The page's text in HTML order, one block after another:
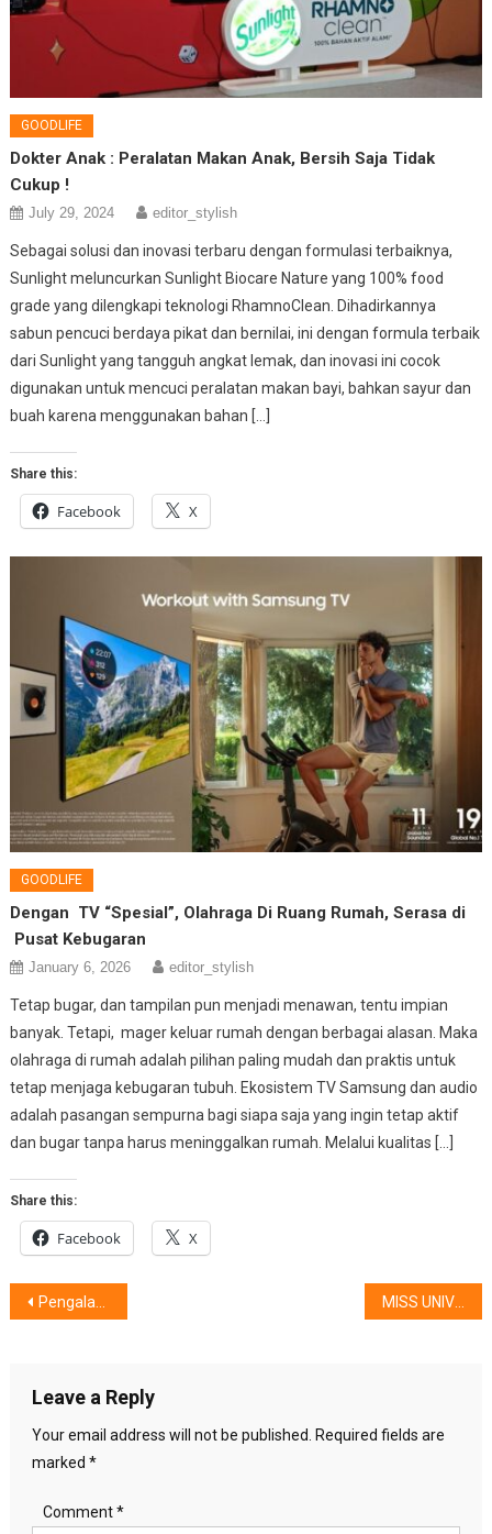
GOODLIFE
Dokter Anak : Peralatan Makan Anak, Bersih Saja Tidak
Cukup !
July 29, 2024 editor_stylish
Sebagai solusi dan inovasi terbaru dengan formulasi terbaiknya,
Sunlight meluncurkan Sunlight Biocare Nature yang 100% food
grade yang dilengkapi teknologi RhamnoClean. Dihadirkannya
sabun pencuci berdaya pikat dan bernilai, ini dengan formula terbaik
dari Sunlight yang tangguh angkat lemak, dan inovasi ini cocok
digunakan untuk mencuci peralatan makan bayi, bahkan sayur dan
buah karena menggunakan bahan […]
Share this:
Facebook X
GOODLIFE
Dengan TV “Spesial”, Olahraga Di Ruang Rumah, Serasa di
Pusat Kebugaran
January 6, 2026 editor_stylish
Tetap bugar, dan tampilan pun menjadi menawan, tentu impian
banyak. Tetapi, mager keluar rumah dengan berbagai alasan. Maka
olahraga di rumah adalah pilihan paling mudah dan praktis untuk
tetap menjaga kebugaran tubuh. Ekosistem TV Samsung dan audio
adalah pasangan sempurna bagi siapa saja yang ingin tetap aktif
dan bugar tanpa harus meninggalkan rumah. Melalui kualitas […]
Share this:
Facebook X
Post
Pengalaman Wellness Baru Lewat Teknologi IoT MISS UNIVERSE INDONESIA 2025, Hadirkan Hadiah USD 25.000
Leave a Reply
Your email address will not be published.
Required fields are
marked *
Comment*